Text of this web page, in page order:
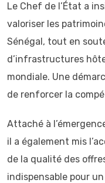
Le Chef de l’État a
valoriser les
Sénégal, tout en
d’infrastructures
mondiale. Une
de renforcer la
Attaché à
il a également mis
de la qualité des
indispensable pour